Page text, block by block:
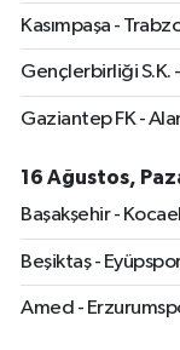
Kasımpaşa -
Gençlerbirliği S.K.
Gaziantep FK -
16 Ağustos,
Başakşehir -
Beşiktaş -
Amed -